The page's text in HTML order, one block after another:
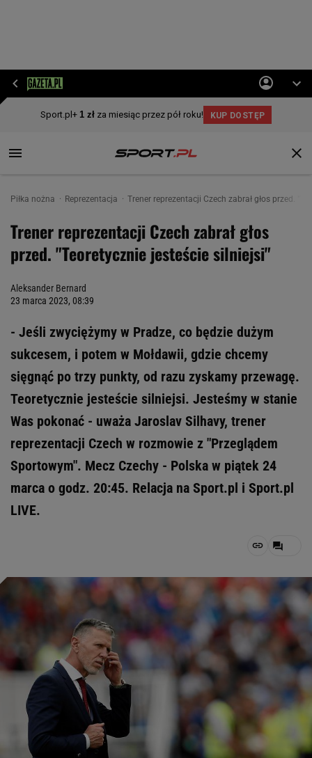
Piłka nożna Reprezentacja Trener reprezentacji Czech zabrał głos przed.
Trener reprezentacji Czech zabrał głos
przed. "Teoretycznie jesteście silniejsi"
Aleksander Bernard
23 marca 2023, 08:39
- Jeśli zwyciężymy w Pradze, co będzie dużym
sukcesem, i potem w Mołdawii, gdzie chcemy
sięgnąć po trzy punkty, od razu zyskamy przewagę.
Teoretycznie jesteście silniejsi. Jesteśmy w stanie
Was pokonać - uważa Jaroslav Silhavy, trener
reprezentacji Czech w rozmowie z "Przeglądem
Sportowym". Mecz Czechy - Polska w piątek 24
marca o godz. 20:45. Relacja na Sport.pl i Sport.pl
LIVE.